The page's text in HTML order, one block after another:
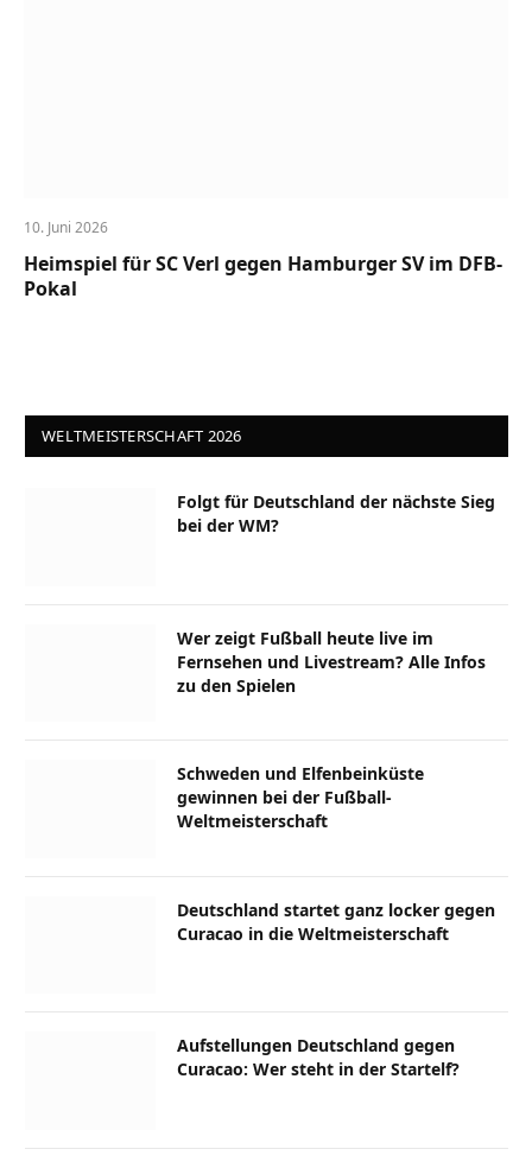
10. Juni 2026
Heimspiel für SC Verl gegen Hamburger SV im DFB-
Pokal
WELTMEISTERSCHAFT 2026
Folgt für Deutschland der nächste Sieg
bei der WM?
Wer zeigt Fußball heute live im
Fernsehen und Livestream? Alle Infos
zu den Spielen
Schweden und Elfenbeinküste
gewinnen bei der Fußball-
Weltmeisterschaft
Deutschland startet ganz locker gegen
Curacao in die Weltmeisterschaft
Aufstellungen Deutschland gegen
Curacao: Wer steht in der Startelf?